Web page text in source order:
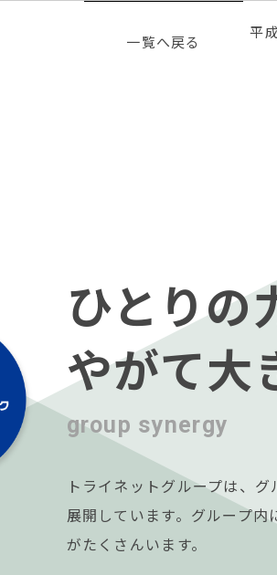
一覧へ戻る
平
ひとりの
やがて大
group synergy
トライネットグループは、
展開しています。グループ
がたくさんいます。